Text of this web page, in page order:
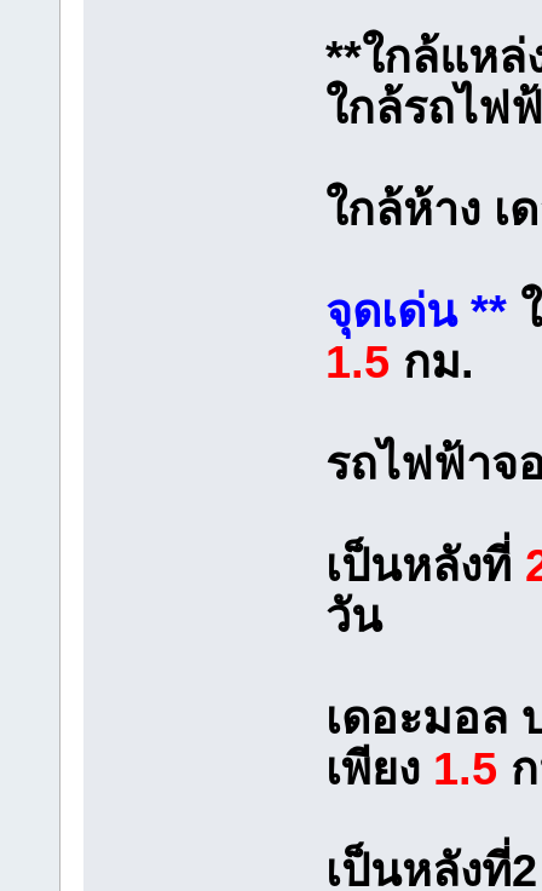
**ใกล้แห
ใกล้รถไฟ
ใกล้ห้าง เ
จุดเด่น **
1.5 กม.
รถไฟฟ้าจ
เป็นหลังที่
วัน
เดอะมอล
เพียง 1.5
เป็นหลังที่